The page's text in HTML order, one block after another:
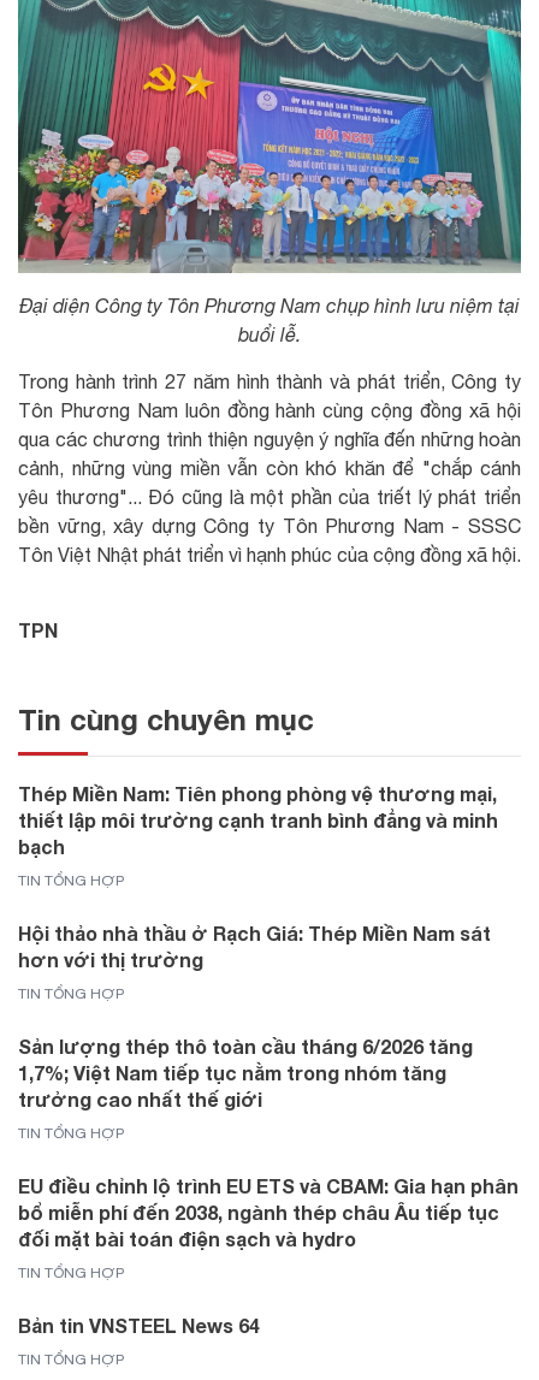
Đại diện Công ty Tôn Phương Nam chụp hình lưu niệm tại
buổi lễ.
Trong hành trình 27 năm hình thành và phát triển, Công ty
Tôn Phương Nam luôn đồng hành cùng cộng đồng xã hội
qua các chương trình thiện nguyện ý nghĩa đến những hoàn
cảnh, những vùng miền vẫn còn khó khăn để "chắp cánh
yêu thương"... Đó cũng là một phần của triết lý phát triển
bền vững, xây dựng Công ty Tôn Phương Nam - SSSC
Tôn Việt Nhật phát triển vì hạnh phúc của cộng đồng xã hội.
TPN
Tin cùng chuyên mục
Thép Miền Nam: Tiên phong phòng vệ thương mại,
thiết lập môi trường cạnh tranh bình đẳng và minh
bạch
TIN TỔNG HỢP
Hội thảo nhà thầu ở Rạch Giá: Thép Miền Nam sát
hơn với thị trường
TIN TỔNG HỢP
Sản lượng thép thô toàn cầu tháng 6/2026 tăng
1,7%; Việt Nam tiếp tục nằm trong nhóm tăng
trưởng cao nhất thế giới
TIN TỔNG HỢP
EU điều chỉnh lộ trình EU ETS và CBAM: Gia hạn phân
bổ miễn phí đến 2038, ngành thép châu Âu tiếp tục
đối mặt bài toán điện sạch và hydro
TIN TỔNG HỢP
Bản tin VNSTEEL News 64
TIN TỔNG HỢP